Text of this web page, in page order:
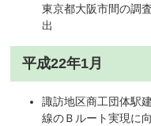
東京都大阪市間の調
出
平成22年1月
諏訪地区商工団体駅
線のＢルート実現に